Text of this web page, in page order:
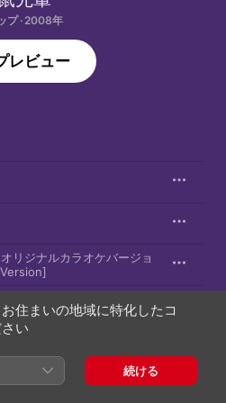
プ · 2008年
レビュー
リジナルカラオケバージョ
住まいの地域に特化したコ
い
続ける